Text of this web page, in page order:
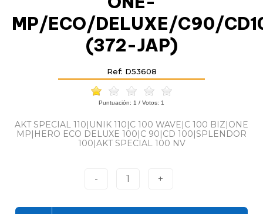
MP/ECO/DELUXE/C90/
(372-JAP)
Ref: D53608
Puntuación: 1 / Votos: 1
AKT SPECIAL 110|UNIK 110|C 100 WAVE|C 100 BIZ|ONE
MP|HERO ECO DELUXE 100|C 90|CD 100|SPLENDOR
100|AKT SPECIAL 100 NV
- 1 +